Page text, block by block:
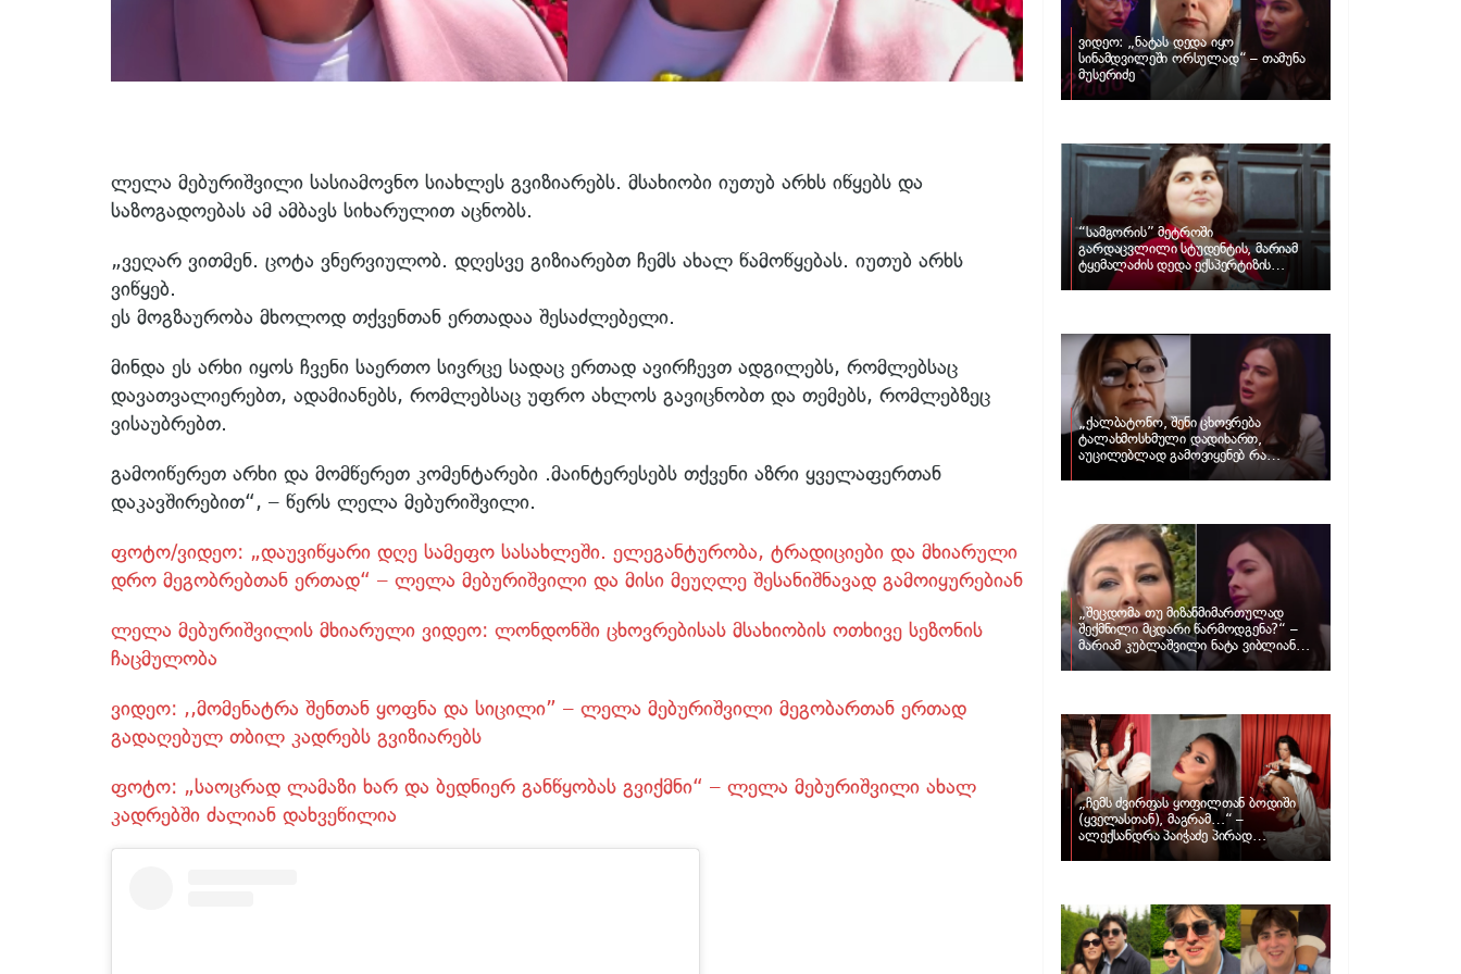
ლელა მებურიშვილი სასიამოვნო სიახლეს გვიზიარებს. მსახიობი იუთუბ არხს იწყებს და
საზოგადოებას ამ ამბავს სიხარულით აცნობს.
„ვეღარ ვითმენ. ცოტა ვნერვიულობ. დღესვე გიზიარებთ ჩემს ახალ წამოწყებას. იუთუბ არხს
ვიწყებ.
ეს მოგზაურობა მხოლოდ თქვენთან ერთადაა შესაძლებელი.
მინდა ეს არხი იყოს ჩვენი საერთო სივრცე სადაც ერთად ავირჩევთ ადგილებს, რომლებსაც
დავათვალიერებთ, ადამიანებს, რომლებსაც უფრო ახლოს გავიცნობთ და თემებს, რომლებზეც
ვისაუბრებთ.
გამოიწერეთ არხი და მომწერეთ კომენტარები .მაინტერესებს თქვენი აზრი ყველაფერთან
დაკავშირებით“, – წერს ლელა მებურიშვილი.
ფოტო/ვიდეო: „დაუვიწყარი დღე სამეფო სასახლეში. ელეგანტურობა, ტრადიციები და მხიარული
დრო მეგობრებთან ერთად“ – ლელა მებურიშვილი და მისი მეუღლე შესანიშნავად გამოიყურებიან
ლელა მებურიშვილის მხიარული ვიდეო: ლონდონში ცხოვრებისას მსახიობის ოთხივე სეზონის
ჩაცმულობა
ვიდეო: ,,მომენატრა შენთან ყოფნა და სიცილი” – ლელა მებურიშვილი მეგობართან ერთად
გადაღებულ თბილ კადრებს გვიზიარებს
ფოტო: „საოცრად ლამაზი ხარ და ბედნიერ განწყობას გვიქმნი“ – ლელა მებურიშვილი ახალ
კადრებში ძალიან დახვეწილია
ვიდეო: „ნატას დედა იყო
სინამდვილეში ორსულად“ – თამუნა
მუსერიძე
“სამგორის” მეტროში
გარდაცვლილი სტუდენტის, მარიამ
ტყემალაძის დედა ექსპერტიზის
პასუხს აქვეყნებს – რა გახდა გოგონას
„ქალბატონო, შენი ცხოვრება
ტალახმოსხმული დადიხართ,
აუცილებლად გამოვიყენებ რა
ინფორმაციაც მაქვს“… – რა
„შეცდომა თუ მიზანმიმართულად
შექმნილი მცდარი წარმოდგენა?“ –
მარიამ კუბლაშვილი ნატა ვიბლიანის
საქმეზე ვიდეომიმართვას ავრცელებს
„ჩემს ძვირფას ყოფილთან ბოდიში
(ყველასთან), მაგრამ…“ –
ალექსანდრა პაიჭაძე პირად